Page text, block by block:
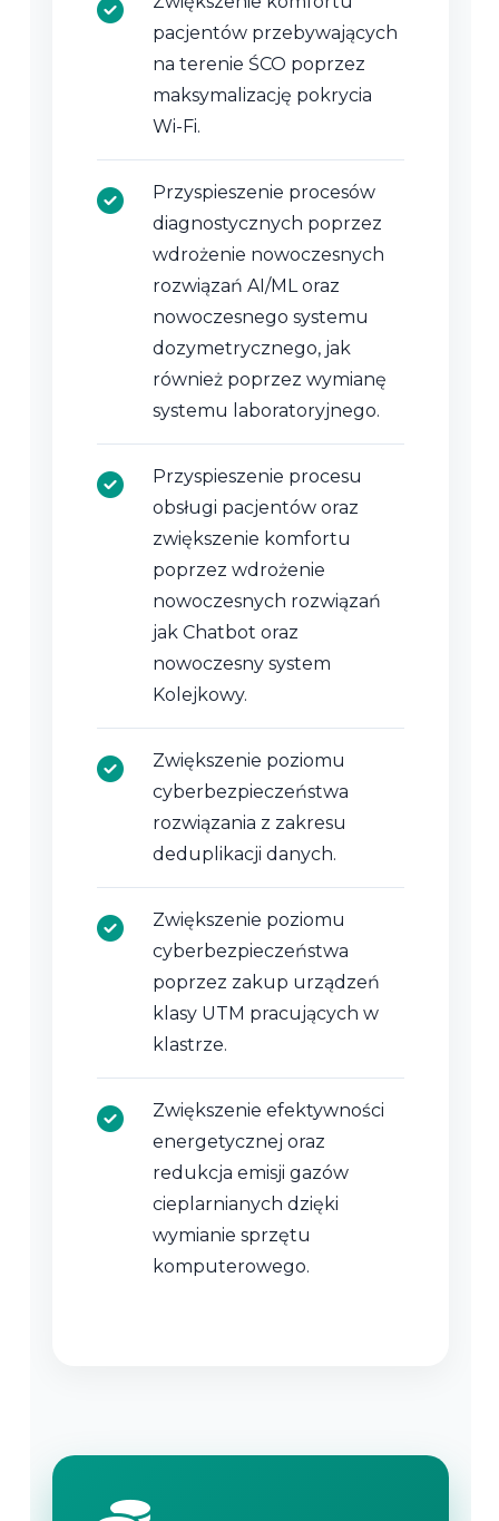
pacjentów przebywających
na terenie ŚCO poprzez
maksymalizację pokrycia
Wi-Fi.
Przyspieszenie procesów
diagnostycznych poprzez
wdrożenie nowoczesnych
rozwiązań AI/ML oraz
nowoczesnego systemu
dozymetrycznego, jak
również poprzez wymianę
systemu laboratoryjnego.
Przyspieszenie procesu
obsługi pacjentów oraz
zwiększenie komfortu
poprzez wdrożenie
nowoczesnych rozwiązań
jak Chatbot oraz
nowoczesny system
Kolejkowy.
Zwiększenie poziomu
cyberbezpieczeństwa
rozwiązania z zakresu
deduplikacji danych.
Zwiększenie poziomu
cyberbezpieczeństwa
poprzez zakup urządzeń
klasy UTM pracujących w
klastrze.
Zwiększenie efektywności
energetycznej oraz
redukcja emisji gazów
cieplarnianych dzięki
wymianie sprzętu
komputerowego.